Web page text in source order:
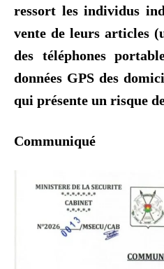
ressort les individus
vente de leurs articles
des téléphones
données GPS des
qui présente un risque
Communiqué